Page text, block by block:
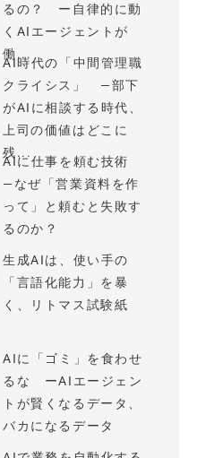
るの？ ー自律的に動
くAIエージェントが
働...
AI時代の「中間管理職
クライシス」 —部下
がAIに相談する時代、
上司の価値はどこに
残...
AIに仕事を頼む技術
—なぜ「営業資料を作
って」と頼むと失敗す
るのか？
生成AIは、使い手の
「言語化能力」を暴
く、リトマス試験紙
AIに「ゴミ」を食わせ
るな ーAIエージェン
トが賢くなるデータ、
バカになるデータ